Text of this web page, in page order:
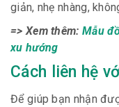
giản, nhẹ nhàng,
=> Xem thêm: Mẫu
xu hướng
Cách liên hệ
Để giúp bạn nhận